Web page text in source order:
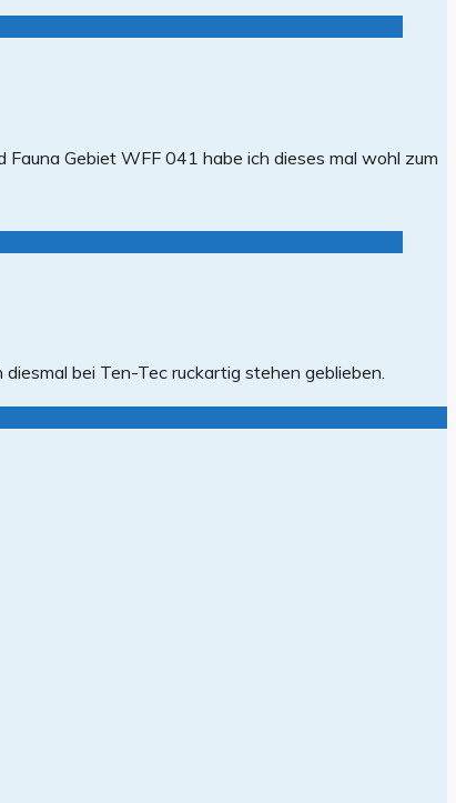
Gebiet WFF 041 habe ich dieses mal wohl zum
bei Ten-Tec ruckartig stehen geblieben.